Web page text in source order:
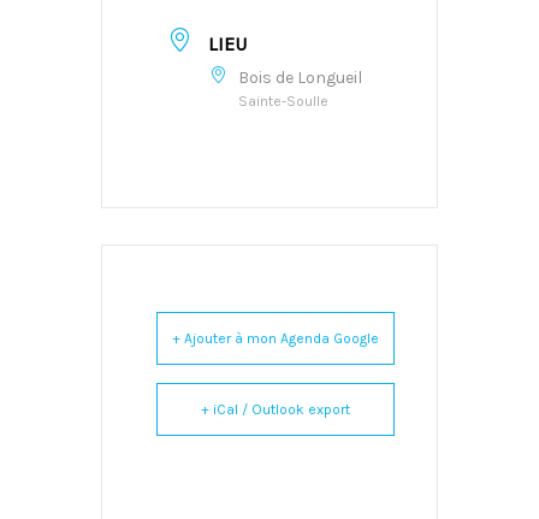
LIEU
Bois de Longueil
Sainte-Soulle
+ Ajouter à mon Agenda Google
+ iCal / Outlook export